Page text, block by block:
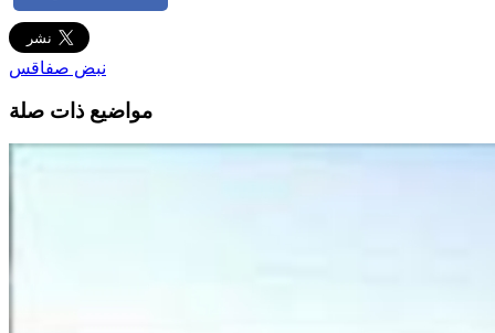
نبض صفاقس
مواضيع ذات صلة